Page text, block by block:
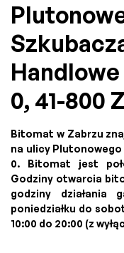
0, 41-800
Bitomat w Zabrzu
na ulicy Plutonowego
0. Bitomat jest
Godziny otwarcia
godziny
poniedziałku do
10:00 do 20:00 (z